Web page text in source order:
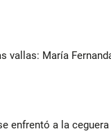
vallas: María
enfrentó a la